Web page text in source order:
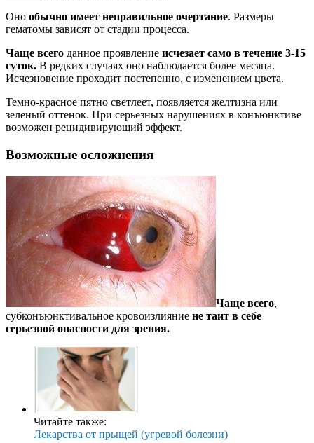
Оно обычно имеет неправильное очертание. Размеры
гематомы зависят от стадии процесса.
Чаще всего данное проявление исчезает само в течение 3-15
суток. В редких случаях оно наблюдается более месяца.
Исчезновение проходит постепенно, с изменением цвета.
Темно-красное пятно светлеет, появляется желтизна или
зеленый оттенок. При серьезных нарушениях в конъюнктиве
возможен рецидивирующий эффект.
Возможные осложнения
Чаще всего,
субконъюнктивальное кровоизлияние не таит в себе
серьезной опасности для зрения.
Читайте также:
Лекарства от прыщей (угревой болезни)